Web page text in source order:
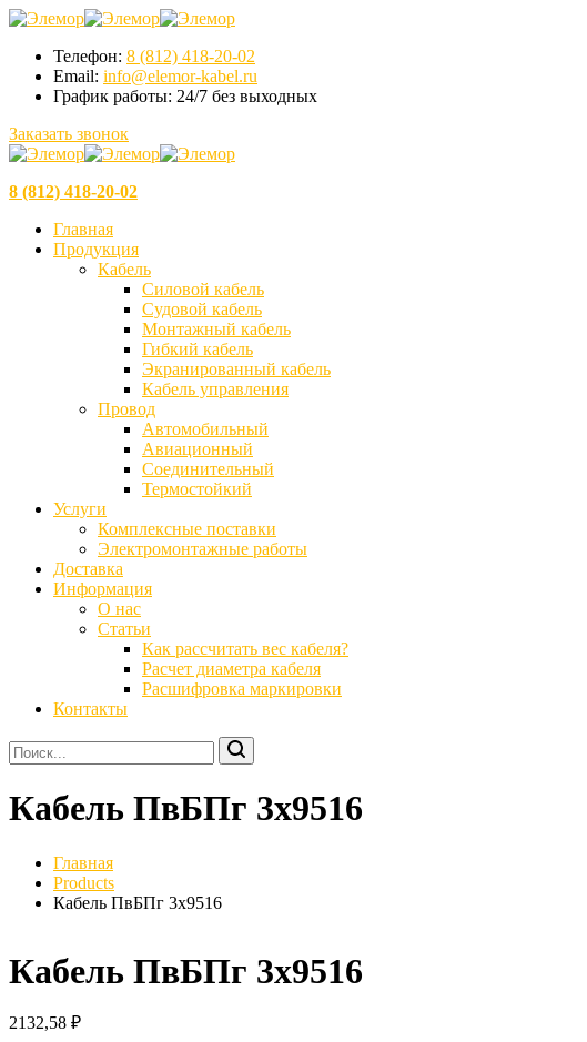
Телефон: 8 (812) 418-20-02
Email: info@elemor-kabel.ru
График работы: 24/7 без выходных
Заказать звонок
8 (812) 418-20-02
Главная
Продукция
Кабель
Силовой кабель
Судовой кабель
Монтажный кабель
Гибкий кабель
Экранированный кабель
Кабель управления
Провод
Автомобильный
Авиационный
Соединительный
Термостойкий
Услуги
Комплексные поставки
Электромонтажные работы
Доставка
Информация
О нас
Статьи
Как рассчитать вес кабеля?
Расчет диаметра кабеля
Расшифровка маркировки
Контакты
Кабель ПвБПг 3х9516
Главная
Products
Кабель ПвБПг 3х9516
Кабель ПвБПг 3х9516
2132,58 ₽